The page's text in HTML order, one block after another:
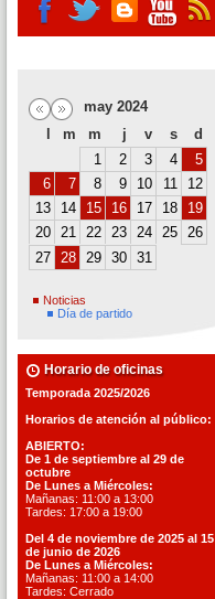
may 2024
m m j v s
d
1
2 3 4
5
6
7 8 9 10 11
12
13
14 15 16 17 18
19
20 21 22 23 24 25 26
27 28 29 30 31
Noticias
Día de partido
Horario de oficinas
Temporada 2025/2026
Horarios de atención al público:
ABIERTO:
De 1 de septiembre al 29 de
octubre
De Lunes a Miércoles:
Mañanas: 11:00 a 13:00
Tardes: 17:00 a 19:00
Del 4 de noviembre de 2025 al 15
de junio de 2026
De Lunes a Miércoles:
Mañanas: 11:00 a 14:00
Tardes: Cerrado